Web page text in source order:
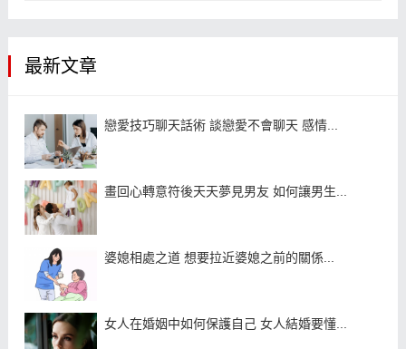
最新文章
戀愛技巧聊天話術 談戀愛不會聊天 感情...
畫回心轉意符後天天夢見男友 如何讓男生...
婆媳相處之道 想要拉近婆媳之前的關係...
女人在婚姻中如何保護自己 女人結婚要懂...